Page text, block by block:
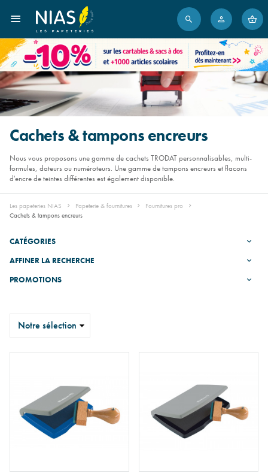
Cachets & tampons encreurs
Nous vous proposons une gamme de cachets TRODAT personnalisables, multi-
formules, dateurs ou numéroteurs. Une gamme de tampons encreurs et flacons
d'encre de teintes différentes est également disponible.
Les papeteries NIAS Papeterie & fournitures
Fournitures pro
Cachets & tampons encreurs
CATÉGORIES
AFFINER LA RECHERCHE
PROMOTIONS